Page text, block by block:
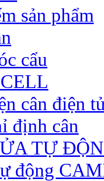
sản phẩm
cẩu
cân điện
định cân
TỰ
động